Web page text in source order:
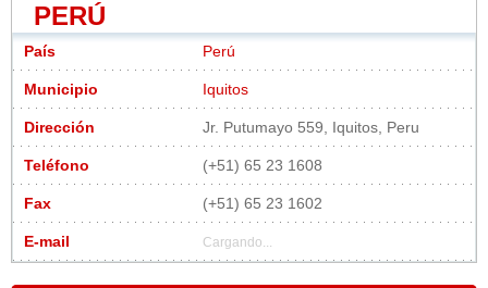
PERÚ
País Perú
Municipio Iquitos
Dirección Jr. Putumayo 559, Iquitos, Peru
Teléfono (+51) 65 23 1608
Fax (+51) 65 23 1602
E-mail Cargando...